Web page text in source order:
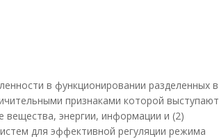
в функционировании разделенных в
признаками которой выступают
вещества, энергии, информации и (2)
для эффективной регуляции режима